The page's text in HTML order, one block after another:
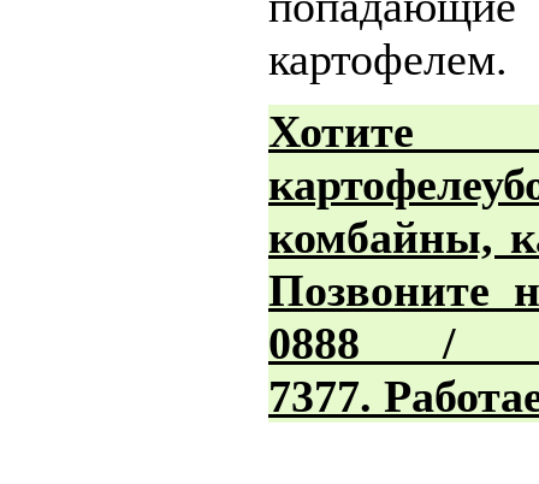
картофелем.
комбайны,
Позвоните
0888 /
7377.